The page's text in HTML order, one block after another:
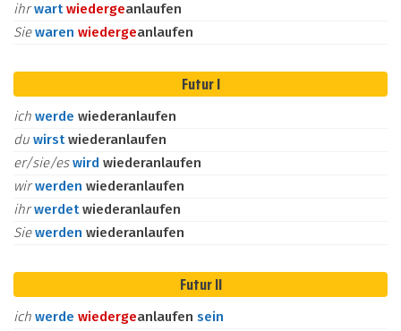
ihrwartwiedergeanlaufen
Siewaren wiedergeanlaufen
Futur I
ich werde wiederanlaufen
du wirstwiederanlaufen
er/sie/eswird wiederanlaufen
wirwerden wiederanlaufen
ihrwerdetwiederanlaufen
Siewerden wiederanlaufen
Futur II
ich werde wiedergeanlaufen sein